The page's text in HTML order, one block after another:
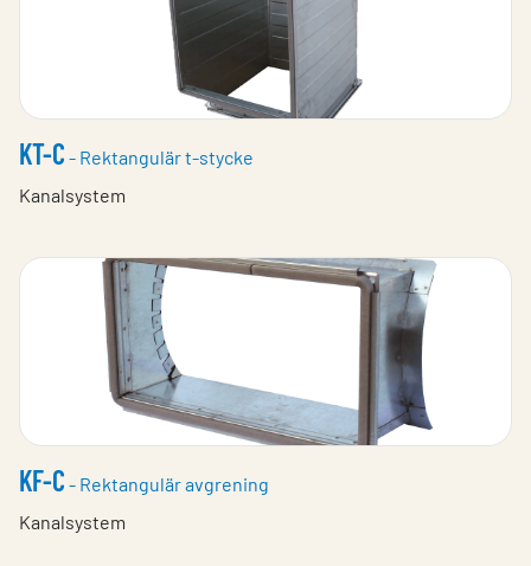
KT-C - Rektangulär t-stycke
Kanalsystem
KF-C - Rektangulär avgrening
Kanalsystem